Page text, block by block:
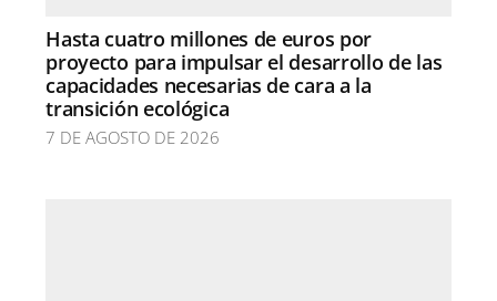
Hasta cuatro millones de euros por
proyecto para impulsar el desarrollo de las
capacidades necesarias de cara a la
transición ecológica
7 DE AGOSTO DE 2026